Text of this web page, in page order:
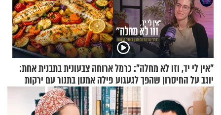
"אין לי יד, וזו לא מחלה": כרמל
יוגב על החיסרון שהפך לגעגוע
ארוחה צבעונית בתבנית אחת:
פילה אמנון בתנור עם ירקות